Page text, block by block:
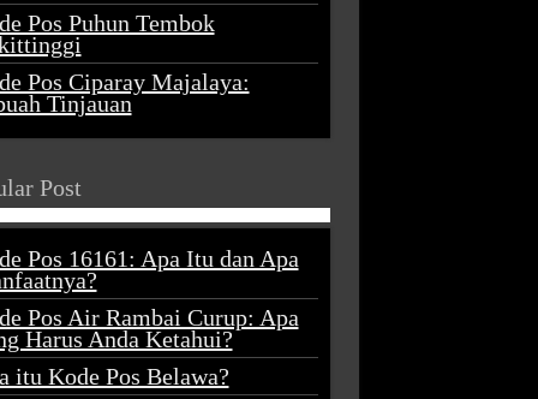
Pos Puhun Tembok
Pos Ciparay Majalaya:
Tinjauan
Post
Pos 16161: Apa Itu dan Apa
Pos Air Rambai Curup: Apa
Harus Anda Ketahui?
itu Kode Pos Belawa?